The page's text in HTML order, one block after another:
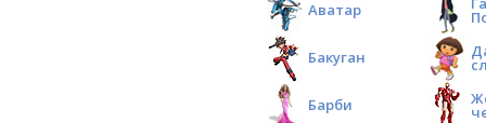
Аватар
Бакуган
Барби